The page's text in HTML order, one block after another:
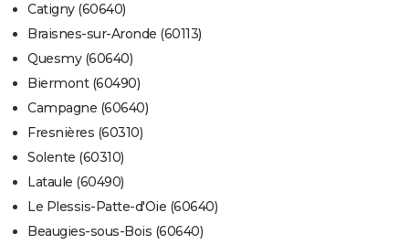
Catigny (60640)
Braisnes-sur-Aronde (60113)
Quesmy (60640)
Biermont (60490)
Campagne (60640)
Fresnières (60310)
Solente (60310)
Lataule (60490)
Le Plessis-Patte-d'Oie (60640)
Beaugies-sous-Bois (60640)